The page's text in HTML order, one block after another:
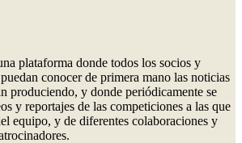
plataforma donde todos los socios y
conocer de primera mano las noticias
produciendo, y donde periódicamente se
y reportajes de las competiciones a las que
equipo, y de diferentes colaboraciones y